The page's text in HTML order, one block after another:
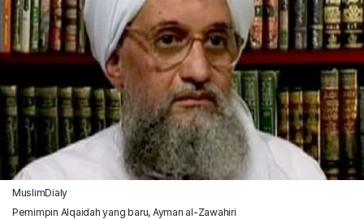
MuslimDialy
Pemimpin Alqaidah yang baru, Ayman al-Zawahiri